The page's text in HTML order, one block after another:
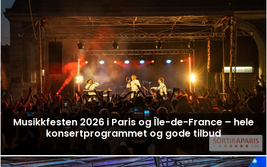
Musikkfesten 2026 i Paris og Île-de-France – hele
konsertprogrammet og gode tilbud